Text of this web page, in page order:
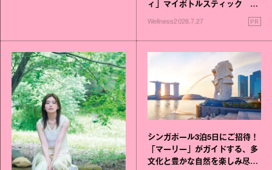
ィ」マイボトルスティック い
いこと毎日》シリーズが誕生
Wellness2026.7.27 PR
シンガポール3泊5日にご招待！
「マーリー」がガイドする、多
文化と豊かな自然を楽しみ尽く